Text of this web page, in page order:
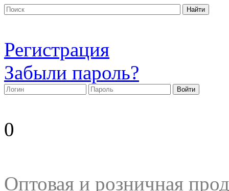
Регистрация
Забыли пароль?
0
Оптовая и розничная